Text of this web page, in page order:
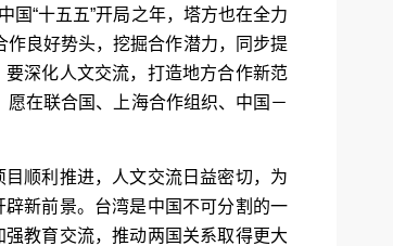
“十五五”开局之年，塔方也在全力
作良好势头，挖掘合作潜力，同步提
深化人文交流，打造地方合作新范
在联合国、上海合作组织、中国－
顺利推进，人文交流日益密切，为
新前景。台湾是中国不可分割的一
教育交流，推动两国关系取得更大